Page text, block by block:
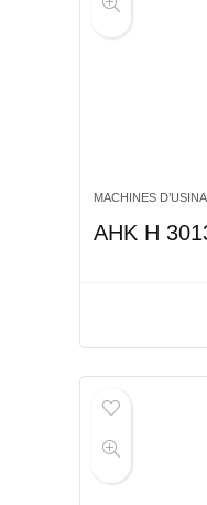
MACHINES
AHK H